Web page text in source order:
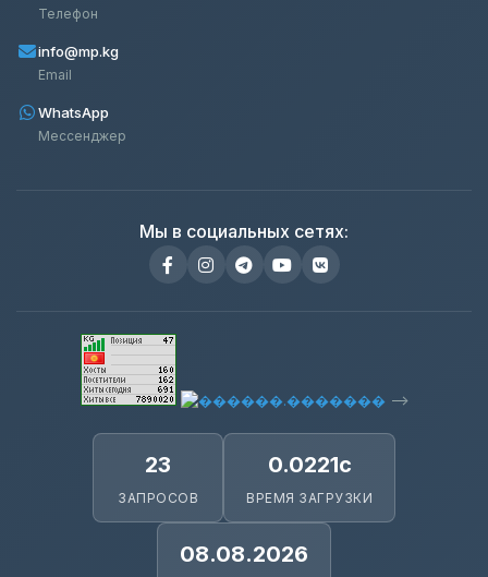
Телефон
info@mp.kg
Email
WhatsApp
Мессенджер
Мы в социальных сетях:
-->
23
ЗАПРОСОВ
0.0221с
ВРЕМЯ ЗАГРУЗКИ
08.08.2026